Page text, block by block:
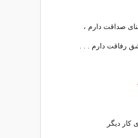
صداقت دارم ،
رفاقت دارم . . .
کار دیگر